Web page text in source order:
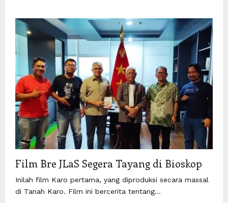
Film Bre JLaS Segera Tayang di Bioskop
Inilah film Karo pertama, yang diproduksi secara massal
di Tanah Karo. Film ini bercerita tentang...